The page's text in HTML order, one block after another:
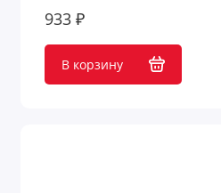
933 ₽
В корзину